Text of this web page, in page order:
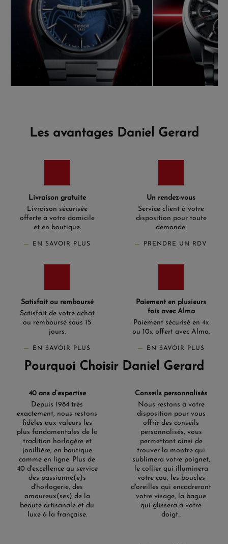
Les avantages Daniel Gerard
Livraison gratuite
Livraison sécurisée
offerte à votre domicile
et en boutique.
EN SAVOIR PLUS
Un rendez-vous
Service client à votre
disposition pour toute
demande.
PRENDRE UN RDV
Satisfait ou remboursé
Satisfait de votre achat
ou remboursé sous 15
jours.
EN SAVOIR PLUS
Paiement en plusieurs
fois avec Alma
Paiement sécurisé en 4x
ou 10x offert avec Alma.
EN SAVOIR PLUS
Pourquoi Choisir Daniel Gerard
40 ans d’expertise
Depuis 1984 très
exactement, nous restons
fidèles aux valeurs les
plus fondamentales de la
tradition horlogère et
joaillière, en boutique
comme en ligne. Plus de
40 d'excellence au service
des passionné(e)s
d'horlogerie, des
amoureux(ses) de la
beauté artisanale et du
luxe à la française.
Conseils personnalisés
Nous restons à votre
disposition pour vous
offrir des conseils
personnalisés, vous
permettant ainsi de
trouver la montre qui
sublimera votre poignet,
le collier qui illuminera
votre cou, les boucles
d'oreilles qui encadreront
votre visage, la bague
qui glissera à votre
doigt...